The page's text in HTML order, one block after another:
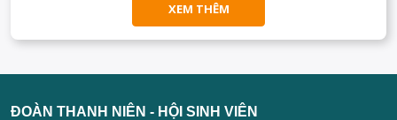
XEM THÊM
ĐOÀN THANH NIÊN - HỘI SINH VIÊN